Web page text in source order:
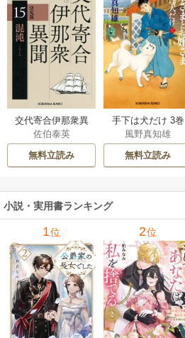
交代寄合伊那衆異
聞 15巻
佐伯泰英
無料立読み
手下は犬だけ 3巻
風野真知雄
無料立読み
小説・実用書ランキング
1位 2位